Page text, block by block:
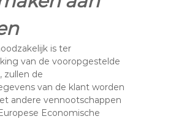
is ter
van de vooropgestelde
zullen de
van de klant worden
andere vennootschappen
Economische